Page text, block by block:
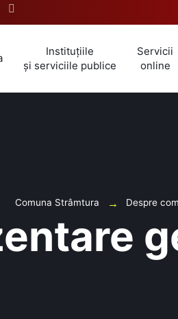
Instituțiile
și serviciile publice
Servicii
online
Comuna Strâmtura Despre